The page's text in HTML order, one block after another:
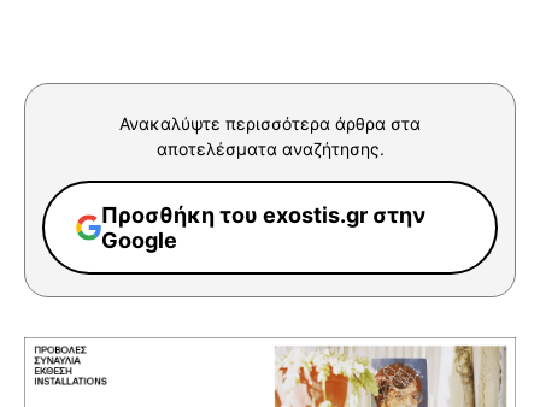
Ανακαλύψτε περισσότερα άρθρα στα
αποτελέσματα αναζήτησης.
Προσθήκη του exostis.gr στην
Google